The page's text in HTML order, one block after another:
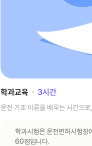
학과교육 ･ 3시간
운전 기초 이론을 배우는 시간으
학과시험은 운전면허시험
60점입니다.